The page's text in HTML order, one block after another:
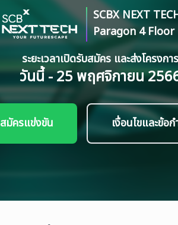
SCBX NEXT
Paragon 4 Floor
ระยะเวลาเปิดรับสมัคร และส่งโครงการ
วันนี้ - 25 พฤศจิกายน
สมัครแข่งขัน เงื่อนไขและข้อ